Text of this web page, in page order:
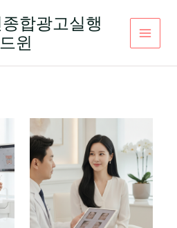
합광고실행
윈